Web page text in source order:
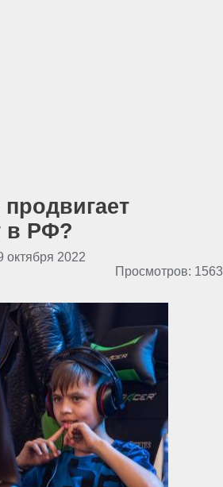
в РФ?
октября 2022
Просмотров: 1563